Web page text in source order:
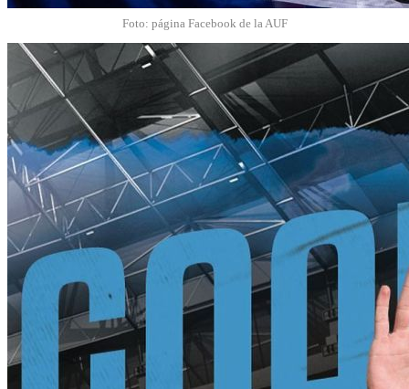
Foto: página Facebook de la AUF